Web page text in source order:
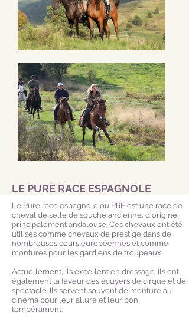
LE PURE RACE ESPAGNOLE
Le Pure race espagnole ou PRE est une race de
cheval de selle de souche ancienne, d'origine
principalement andalouse. Ces chevaux ont été
utilisés comme chevaux de prestige dans de
nombreuses cours européennes et comme
montures pour les gardiens de troupeaux.
Actuellement, ils excellent en dressage. Ils ont
également la faveur des écuyers de cirque et de
spectacle. Ils servent souvent de monture au
cinéma pour leur allure et leur bon
tempérament.